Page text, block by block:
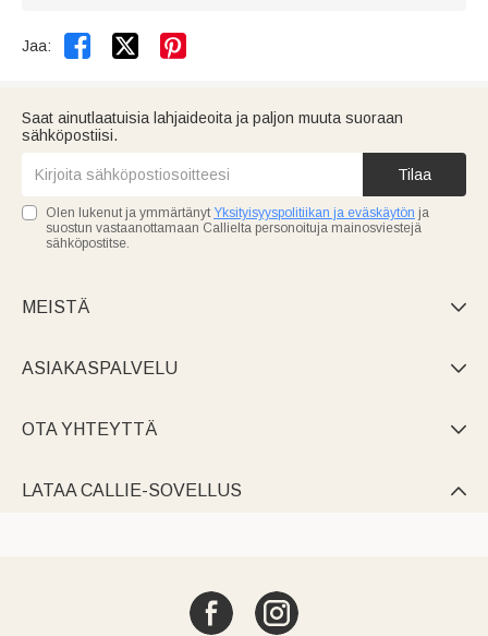
Jaa:  
Saat ainutlaatuisia lahjaideoita ja paljon muuta suoraan
sähköpostiisi.
Tilaa
Olen lukenut ja ymmärtänyt Yksityisyyspolitiikan ja eväskäytön ja
suostun vastaanottamaan Callielta personoituja mainosviestejä
sähköpostitse.
MEISTÄ 
ASIAKASPALVELU 
OTA YHTEYTTÄ 
LATAA CALLIE-SOVELLUS 